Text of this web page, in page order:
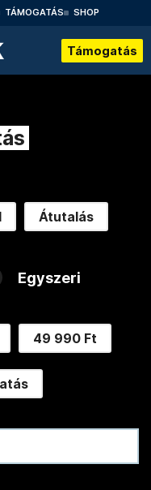
TÁMOGATÁS SHOP
Támogatás
Átutalás
Egyszeri
49 990 Ft